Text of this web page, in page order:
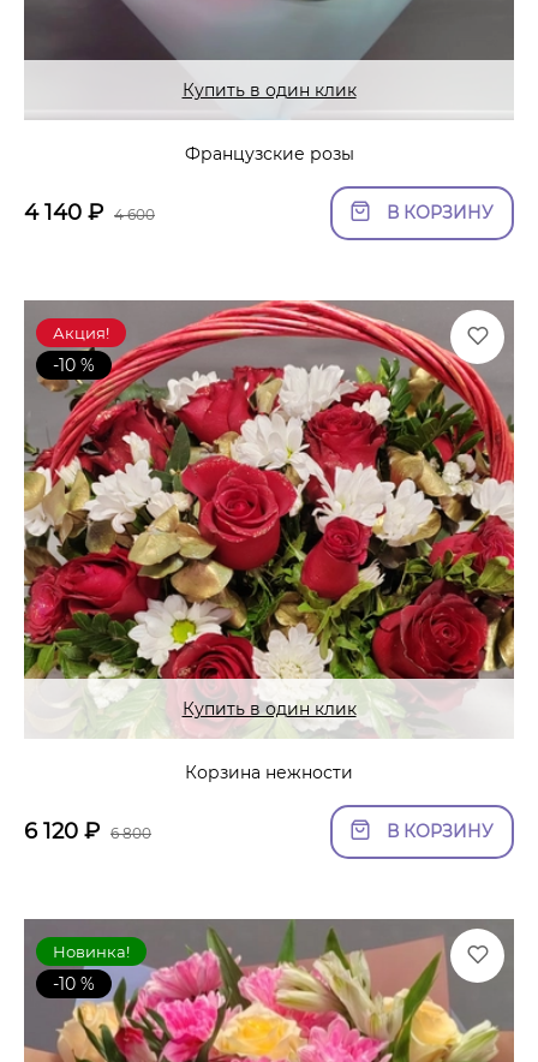
Купить в один клик
Французские розы
4 140 ₽ 4 600 В КОРЗИНУ
Акция!
-10 %
Купить в один клик
Корзина нежности
6 120 ₽ 6 800 В КОРЗИНУ
Новинка!
-10 %